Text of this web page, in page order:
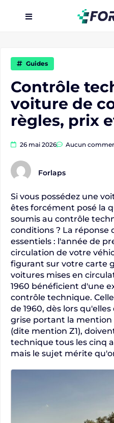
Événements
Localisation
Organisateur
Blog
Guides
Contrôle
voiture de
règles, prix
26 mai 2026 Aucun
Forlaps
Si vous possédez une
êtes forcément posé la
soumis au contrôle
conditions ? La
essentiels : l'année de
circulation de votre
figurant sur votre carte
voitures mises en
1960 bénéficient d'une
contrôle technique.
de 1960, dès lors
grise portant la mention
(dite mention Z1),
technique tous les cinq
mais le sujet mérite